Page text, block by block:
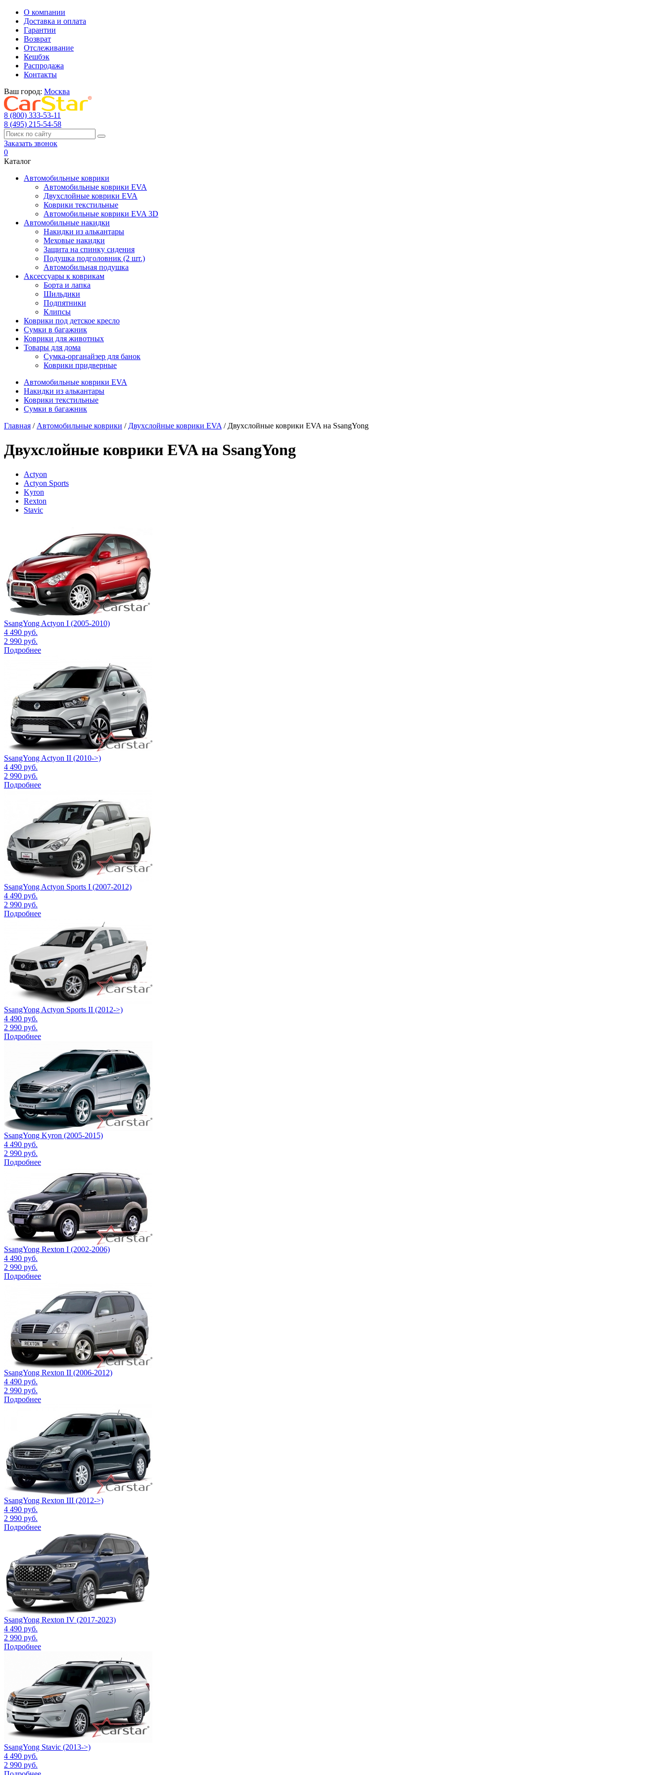
О компании
Доставка и оплата
Гарантии
Возврат
Отслеживание
Кешбэк
Распродажа
Контакты
Ваш город: Москва
8 (800) 333-53-11
8 (495) 215-54-58
Заказать звонок
0
Каталог
Автомобильные коврики
Автомобильные коврики EVA
Двухслойные коврики EVA
Коврики текстильные
Автомобильные коврики EVA 3D
Автомобильные накидки
Накидки из алькантары
Меховые накидки
Защита на спинку сидения
Подушка подголовник (2 шт.)
Автомобильная подушка
Аксессуары к коврикам
Борта и лапка
Шильдики
Подпятники
Клипсы
Коврики под детское кресло
Сумки в багажник
Коврики для животных
Товары для дома
Сумка-органайзер для банок
Коврики придверные
Автомобильные коврики EVA
Накидки из алькантары
Коврики текстильные
Сумки в багажник
Главная / Автомобильные коврики / Двухслойные коврики EVA / Двухслойные коврики EVA на SsangYong
Двухслойные коврики EVA на SsangYong
Actyon
Actyon Sports
Kyron
Rexton
Stavic
SsangYong Actyon I (2005-2010)
4 490 руб.
2 990 руб.
Подробнее
SsangYong Actyon II (2010->)
4 490 руб.
2 990 руб.
Подробнее
SsangYong Actyon Sports I (2007-2012)
4 490 руб.
2 990 руб.
Подробнее
SsangYong Actyon Sports II (2012->)
4 490 руб.
2 990 руб.
Подробнее
SsangYong Kyron (2005-2015)
4 490 руб.
2 990 руб.
Подробнее
SsangYong Rexton I (2002-2006)
4 490 руб.
2 990 руб.
Подробнее
SsangYong Rexton II (2006-2012)
4 490 руб.
2 990 руб.
Подробнее
SsangYong Rexton III (2012->)
4 490 руб.
2 990 руб.
Подробнее
SsangYong Rexton IV (2017-2023)
4 490 руб.
2 990 руб.
Подробнее
SsangYong Stavic (2013->)
4 490 руб.
2 990 руб.